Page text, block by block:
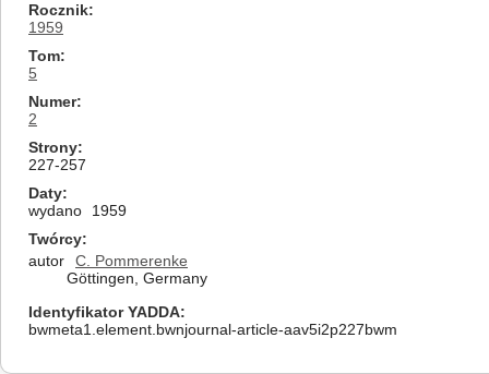
Rocznik
1959
Tom
5
Numer
2
Strony
227-257
Daty
wydano
1959
Twórcy
autor
C. Pommerenke
Göttingen, Germany
Identyfikator YADDA
bwmeta1.element.bwnjournal-article-aav5i2p227bwm